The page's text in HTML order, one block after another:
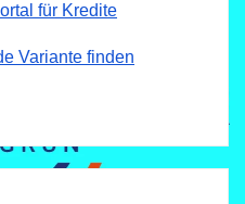
für Kredite
Variante finden